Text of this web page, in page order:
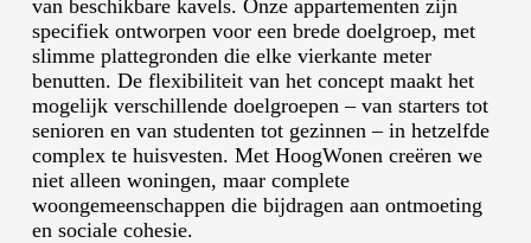
van beschikbare kavels. Onze appartementen zijn
specifiek ontworpen voor een brede doelgroep, met
slimme plattegronden die elke vierkante meter
benutten. De flexibiliteit van het concept maakt het
mogelijk verschillende doelgroepen – van starters tot
senioren en van studenten tot gezinnen – in hetzelfde
complex te huisvesten. Met HoogWonen creëren we
niet alleen woningen, maar complete
woongemeenschappen die bijdragen aan ontmoeting
en sociale cohesie.